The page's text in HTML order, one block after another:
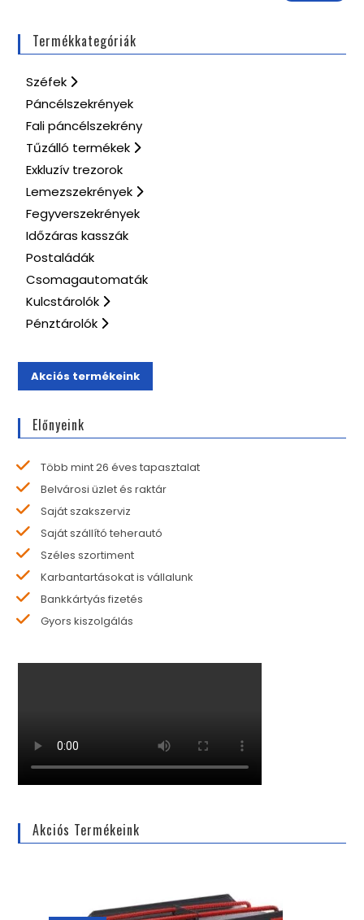
Termékkategóriák
Széfek
Páncélszekrények
Fali páncélszekrény
Tűzálló termékek
Exkluzív trezorok
Lemezszekrények
Fegyverszekrények
Időzáras kasszák
Postaládák
Csomagautomaták
Kulcstárolók
Pénztárolók
Akciós termékeink
Előnyeink
Több mint 26 éves tapasztalat
Belvárosi üzlet és raktár
Saját szakszerviz
Saját szállító teherautó
Széles szortiment
Karbantartásokat is vállalunk
Bankkártyás fizetés
Gyors kiszolgálás
Akciós Termékeink